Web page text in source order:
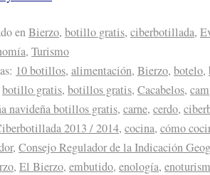
enBierzo, botillo gratis, ciberbotillada,
, Turismo
10 botillos, alimentación, Bierzo, botelo,
botillo gratis, botillos gratis, Cacabelos,
navideña botillos gratis, carne, cerdo,
2013 / 2014, cocina, cómo
, Consejo Regulador de la Indicación
, El Bierzo, embutido, enología,